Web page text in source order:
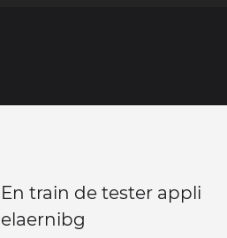
En train de tester appli
elaernibg